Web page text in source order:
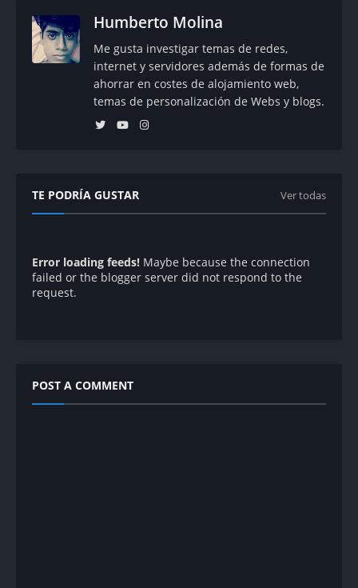
Humberto Molina
Me gusta investigar temas de redes,
internet y servidores además de formas de
ahorrar en costes de alojamiento web,
temas de personalización de Webs y blogs.
TE PODRÍA GUSTAR Ver todas
Error loading feeds! Maybe because the connection
failed or the blogger server did not respond to the
request.
POST A COMMENT